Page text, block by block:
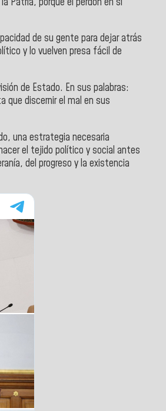
de su gente para dejar atrás
y lo vuelven presa fácil de
de Estado. En sus palabras:
que discernir el mal en sus
una estrategia necesaria
el tejido político y social antes
del progreso y la existencia